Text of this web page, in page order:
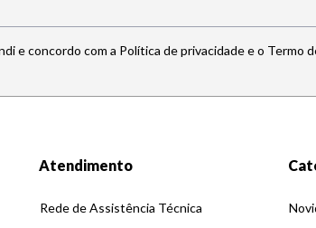
e concordo com a Política de privacidade e o Termo
Atendimento
Rede de Assistência Técnica